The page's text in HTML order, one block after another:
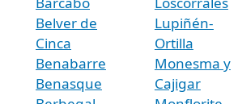
Belver de
Cinca
Benabarre
Benasque
Lupiñén-
Ortilla
Monesma y
Cajigar